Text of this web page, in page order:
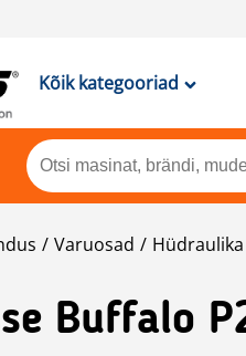
Kõik kategooriad
Varuosad Hüdraulika
Buffalo